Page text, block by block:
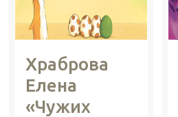
Храброва
Елена
«Чужих